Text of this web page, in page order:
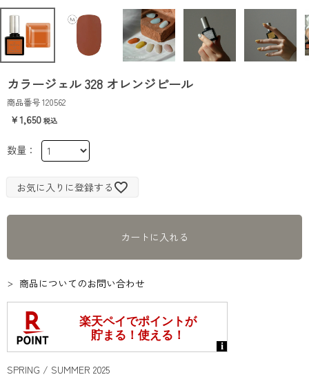
カラージェル 328 オレンジピール
商品番号120562
1,650
お気に入りに登録する
カートに入れる
商品についてのお問い合わせ
SPRING / SUMMER 2025